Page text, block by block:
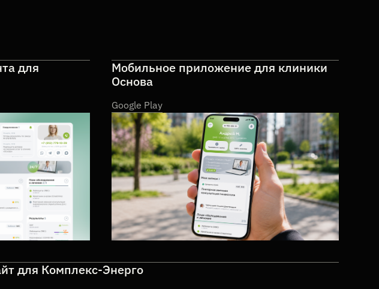
для
Мобильное приложение для клиники
Основа
Google Play
для Комплекс-Энерго